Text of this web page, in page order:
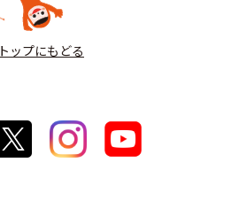
トップにもどる